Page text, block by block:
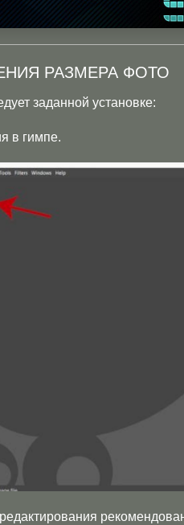
РАЗМЕРА ФОТО
заданной установке:
в гимпе.